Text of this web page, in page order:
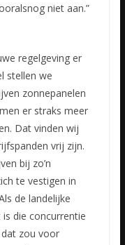
niet aan.”
regelgeving er
stellen we
zonnepanelen
er straks meer
Dat vinden wij
vrij zijn.
bij zo’n
te vestigen in
de landelijke
die concurrentie
zou voor